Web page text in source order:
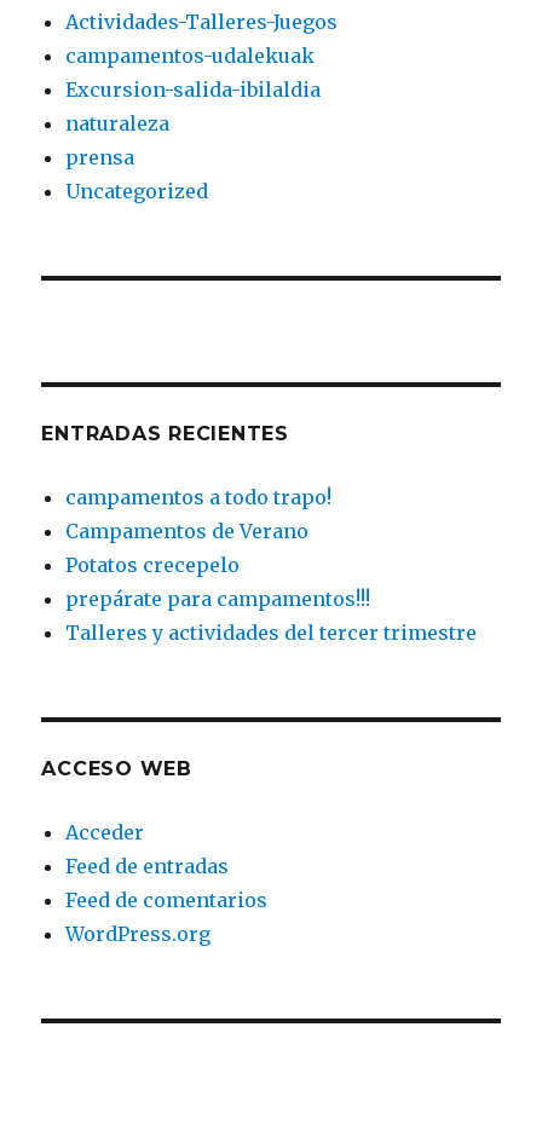
Actividades-Talleres-Juegos
campamentos-udalekuak
Excursion-salida-ibilaldia
naturaleza
prensa
Uncategorized
ENTRADAS RECIENTES
campamentos a todo trapo!
Campamentos de Verano
Potatos crecepelo
prepárate para campamentos!!!
Talleres y actividades del tercer trimestre
ACCESO WEB
Acceder
Feed de entradas
Feed de comentarios
WordPress.org